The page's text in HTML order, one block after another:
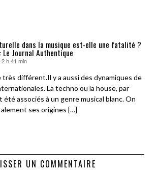
dans la musique est-elle une fatalité ?
Le Journal Authentique
h 41 min
très différent.Il y a aussi des dynamiques de
La techno ou la house, par
été associés à un genre musical blanc. On
ses origines […]
UN COMMENTAIRE